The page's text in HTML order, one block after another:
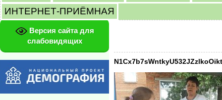
ИНТЕРНЕТ-ПРИЁМНАЯ
Версия сайта для
слабовидящих